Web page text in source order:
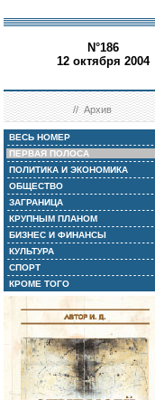
N°186
12 октября 2004
//Архив
ВЕСЬ НОМЕР
ПЕРВАЯ ПОЛОСА
ПОЛИТИКА И ЭКОНОМИКА
ОБЩЕСТВО
ЗАГРАНИЦА
КРУПНЫМ ПЛАНОМ
БИЗНЕС И ФИНАНСЫ
КУЛЬТУРА
СПОРТ
КРОМЕ ТОГО